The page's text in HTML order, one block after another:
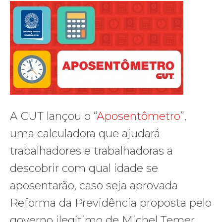
A CUT lançou o “Aposentômetro”,
uma calculadora que ajudará
trabalhadores e trabalhadoras a
descobrir com qual idade se
aposentarão, caso seja aprovada
Reforma da Previdência proposta pelo